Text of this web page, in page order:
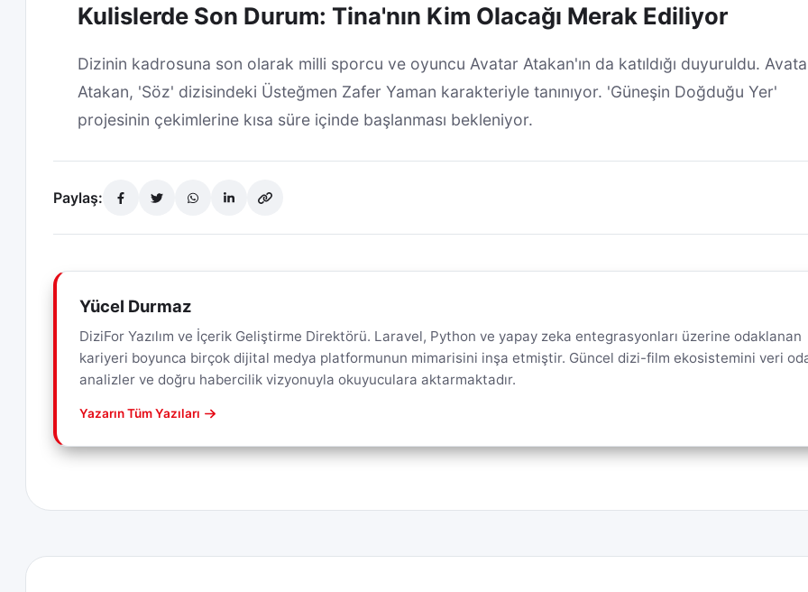
Kulislerde Son Durum: Tina'nın Kim Olacağı Merak Ediliyor
Dizinin kadrosuna son olarak milli sporcu ve oyuncu Avatar Atakan'ın da katıldığı duyuruldu.
Atakan, 'Söz' dizisindeki Üsteğmen Zafer Yaman karakteriyle tanınıyor. 'Güneşin Doğduğu Yer'
projesinin çekimlerine kısa süre içinde başlanması bekleniyor.
Paylaş:
Yücel Durmaz
DiziFor Yazılım ve İçerik Geliştirme Direktörü. Laravel, Python ve yapay zeka entegrasyonları üzerine odaklanan
kariyeri boyunca birçok dijital medya platformunun mimarisini inşa etmiştir. Güncel dizi-film ekosistemini veri
analizler ve doğru habercilik vizyonuyla okuyuculara aktarmaktadır.
Yazarın Tüm Yazıları